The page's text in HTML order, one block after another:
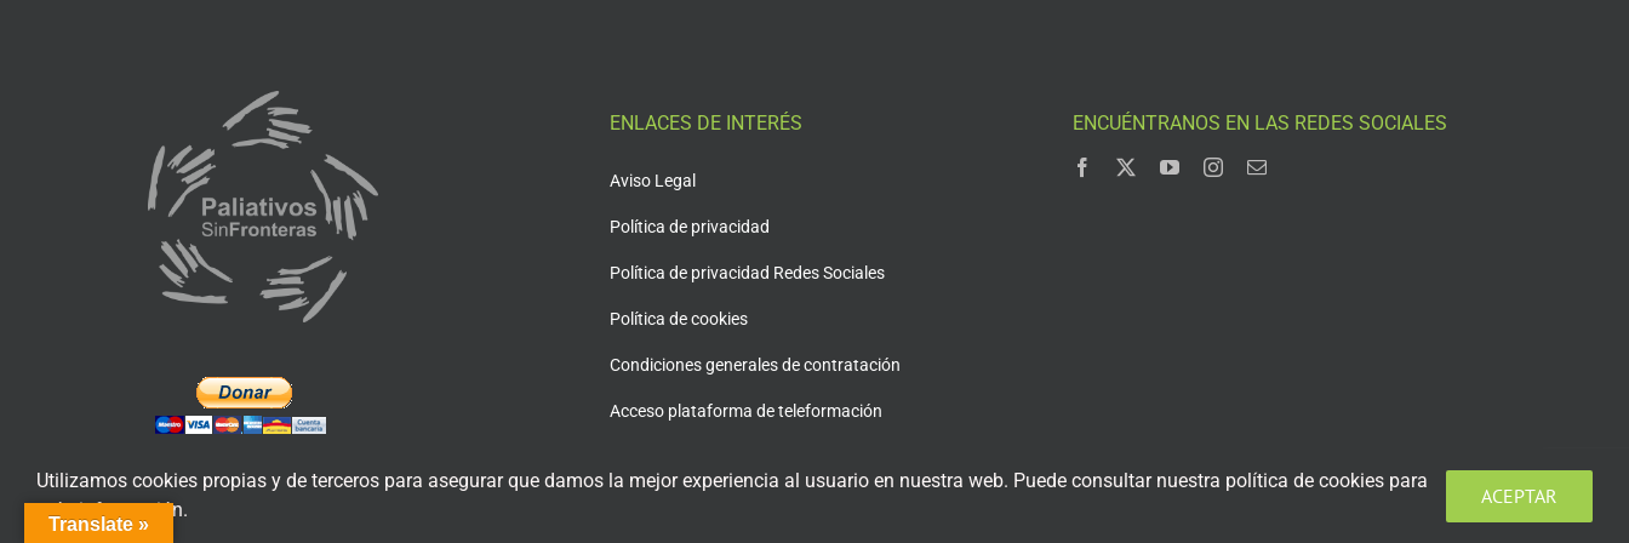
ENLACES DE INTERÉS
Aviso Legal
Política de privacidad
Política de privacidad Redes Sociales
Política de cookies
Condiciones generales de contratación
Acceso plataforma de teleformación
ENCUÉNTRANOS EN LAS REDES SOCIALES
Translate »
Utilizamos cookies propias y de terceros para asegurar que damos la mejor experiencia al usuario en nuestra web. Puede consultar nuestra política de cookies para
más información.
ACEPTAR